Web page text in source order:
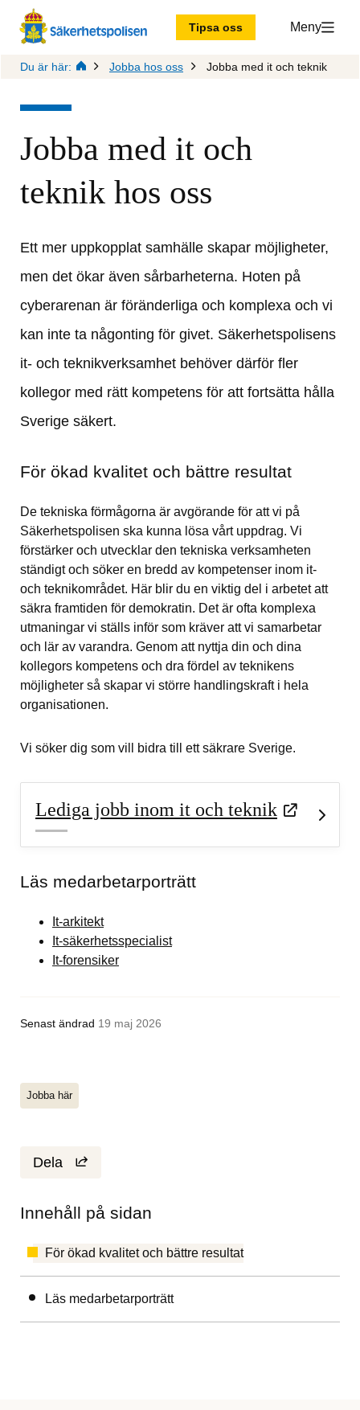
Tipsa oss Meny
Du är här: Jobba hos oss Jobba med it och teknik
Jobba med it och
teknik hos oss
Ett mer uppkopplat samhälle skapar möjligheter,
men det ökar även sårbarheterna. Hoten på
cyberarenan är föränderliga och komplexa och vi
kan inte ta någonting för givet. Säkerhetspolisens
it- och teknikverksamhet behöver därför fler
kollegor med rätt kompetens för att fortsätta hålla
Sverige säkert.
För ökad kvalitet och bättre resultat
De tekniska förmågorna är avgörande för att vi på
Säkerhetspolisen ska kunna lösa vårt uppdrag. Vi
förstärker och utvecklar den tekniska verksamheten
ständigt och söker en bredd av kompetenser inom it-
och teknikområdet. Här blir du en viktig del i arbetet att
säkra framtiden för demokratin. Det är ofta komplexa
utmaningar vi ställs inför som kräver att vi samarbetar
och lär av varandra. Genom att nyttja din och dina
kollegors kompetens och dra fördel av teknikens
möjligheter så skapar vi större handlingskraft i hela
organisationen.
Vi söker dig som vill bidra till ett säkrare Sverige.
Lediga jobb inom it och teknik
Läs medarbetarporträtt
It-arkitekt
It-säkerhetsspecialist
It-forensiker
Senast ändrad 19 maj 2026
Jobba här
Dela
Innehåll på sidan
För ökad kvalitet och bättre resultat
Läs medarbetarporträtt